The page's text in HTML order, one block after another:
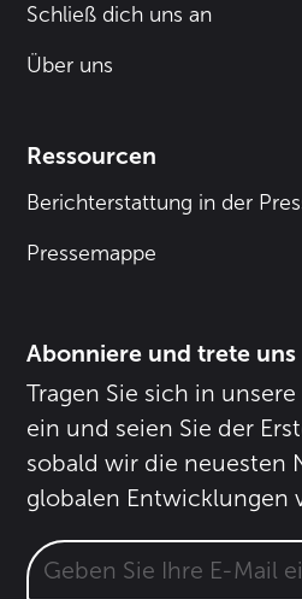
Schließ dich uns an
Über uns
Ressourcen
Berichterstattung in der
Pressemappe
Abonniere und trete uns
Tragen Sie sich in
ein und seien Sie der
sobald wir die neuesten
globalen Entwicklungen